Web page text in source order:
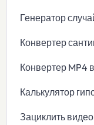
Генератор
Конвертер
Конвертер MP4
Калькулятор
Зациклить видео